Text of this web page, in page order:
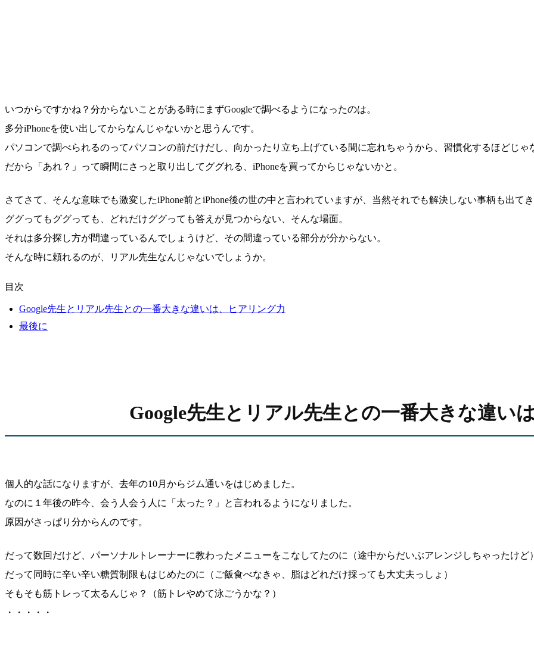
いつからですかね？分からないことがある時にまずGoogleで調べるようになったのは。
多分iPhoneを使い出してからなんじゃないかと思うんです。
パソコンで調べられるのってパソコンの前だけだし、向かったり立ち上げている間に忘れちゃうから、習慣化するほどじゃ
だから「あれ？」って瞬間にさっと取り出してググれる、iPhoneを買ってからじゃないかと。
さてさて、そんな意味でも激変したiPhone前とiPhone後の世の中と言われていますが、当然それでも解決しない事柄も出て
ググってもググっても、どれだけググっても答えが見つからない、そんな場面。
それは多分探し方が間違っているんでしょうけど、その間違っている部分が分からない。
そんな時に頼れるのが、リアル先生なんじゃないでしょうか。
目次
Google先生とリアル先生との一番大きな違いは、ヒアリング力
最後に
Google先生とリアル先生との一番大きな違い
個人的な話になりますが、去年の10月からジム通いをはじめました。
なのに１年後の昨今、会う人会う人に「太った？」と言われるようになりました。
原因がさっぱり分からんのです。
だって数回だけど、パーソナルトレーナーに教わったメニューをこなしてたのに（途中からだいぶアレンジしちゃったけど
だって同時に辛い辛い糖質制限もはじめたのに（ご飯食べなきゃ、脂はどれだけ採っても大丈夫っしょ）
そもそも筋トレって太るんじゃ？（筋トレやめて泳ごうかな？）
・・・・・